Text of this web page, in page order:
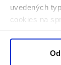
uvedených
cookies na